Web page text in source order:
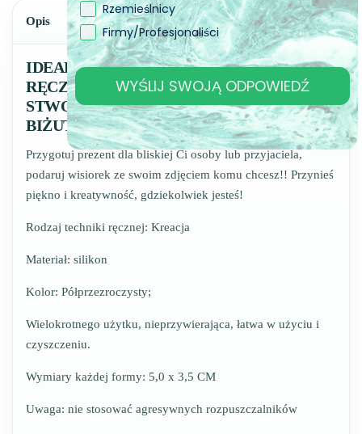
Opis
IDEALNY DO ORGANIZOWANIA
RĘCZNIE WYKONANYCH PREZENTÓW I
STWORZENIA WŁASNEJ KOLEKCJI
BIŻUTERII!
Przygotuj prezent dla bliskiej Ci osoby lub przyjaciela,
podaruj wisiorek ze swoim zdjęciem komu chcesz!! Przynieś
piękno i kreatywność, gdziekolwiek jesteś!
Rodzaj techniki ręcznej: Kreacja
Materiał: silikon
Kolor: Półprzezroczysty;
Wielokrotnego użytku, nieprzywierająca, łatwa w użyciu i
czyszczeniu.
Wymiary każdej formy: 5,0 x 3,5 CM
Uwaga: nie stosować agresywnych rozpuszczalników
Rzemieślnicy
Firmy/Profesjonaliści
WYŚLIJ SWOJĄ ODPOWIEDŹ